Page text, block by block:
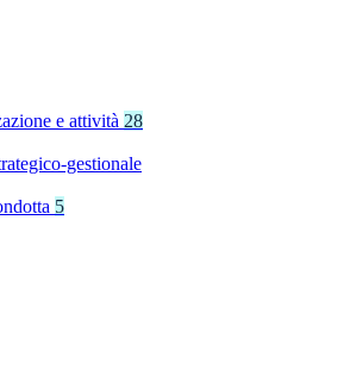
e attività 28
gestionale
5